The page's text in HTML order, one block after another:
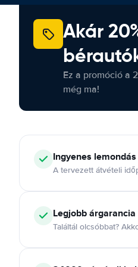
Akár
Ez a promóció a
még ma!
Ingyenes lemondás
A tervezett átvételi
Legjobb árgarancia
Találtál olcsóbbat?